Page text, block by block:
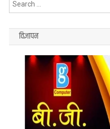
विज्ञापन